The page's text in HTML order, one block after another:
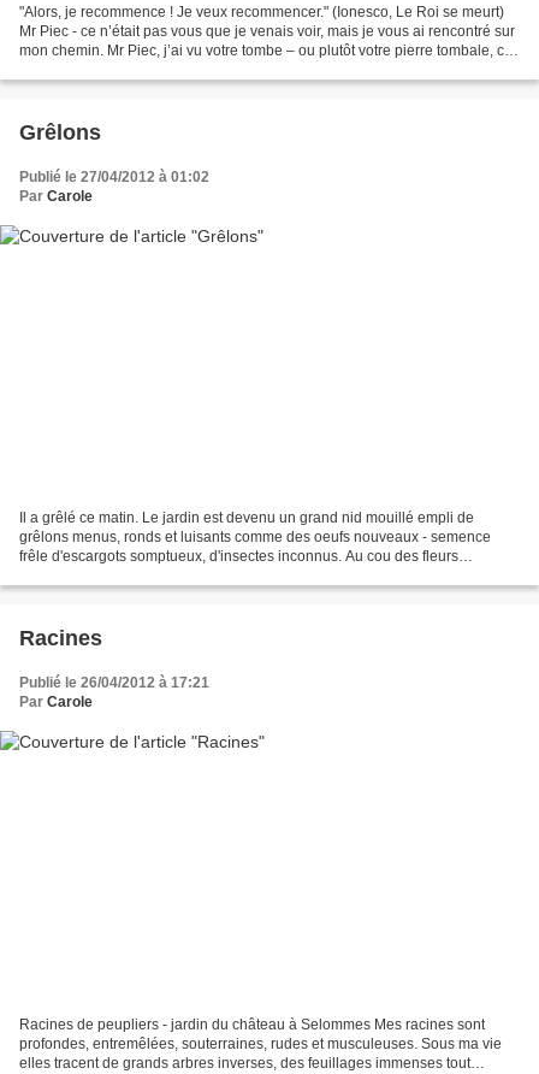
"Alors, je recommence ! Je veux recommencer." (Ionesco, Le Roi se meurt)
Mr Piec - ce n’était pas vous que je venais voir, mais je vous ai rencontré sur
mon chemin. Mr Piec, j’ai vu votre tombe – ou plutôt votre pierre tombale, car
Grêlons
Publié le 27/04/2012 à 01:02
Par Carole
Il a grêlé ce matin. Le jardin est devenu un grand nid mouillé empli de
grêlons menus, ronds et luisants comme des oeufs nouveaux - semence
frêle d'escargots somptueux, d'insectes inconnus. Au cou des fleurs
Racines
Publié le 26/04/2012 à 17:21
Par Carole
Racines de peupliers - jardin du château à Selommes Mes racines sont
profondes, entremêlées, souterraines, rudes et musculeuses. Sous ma vie
elles tracent de grands arbres inverses, des feuillages immenses tout